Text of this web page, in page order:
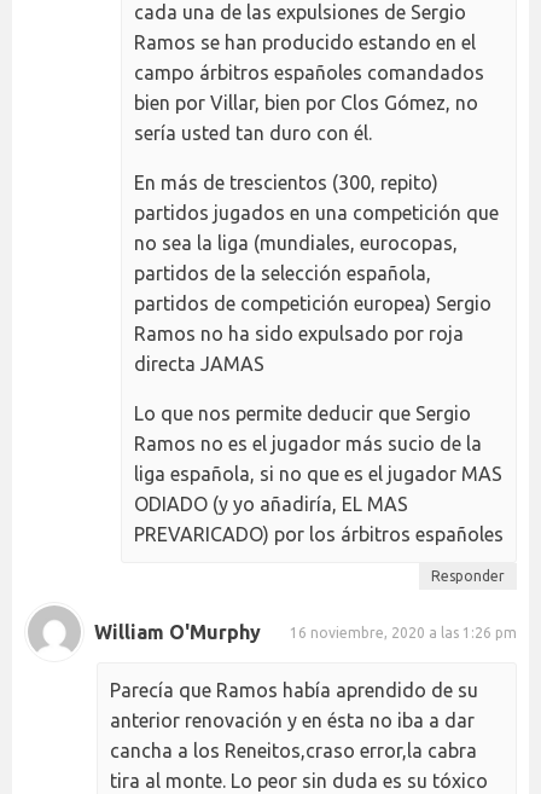
cada una de las expulsiones de Sergio
Ramos se han producido estando en el
campo árbitros españoles comandados
bien por Villar, bien por Clos Gómez, no
sería usted tan duro con él.
En más de trescientos (300, repito)
partidos jugados en una competición que
no sea la liga (mundiales, eurocopas,
partidos de la selección española,
partidos de competición europea) Sergio
Ramos no ha sido expulsado por roja
directa JAMAS
Lo que nos permite deducir que Sergio
Ramos no es el jugador más sucio de la
liga española, si no que es el jugador MAS
ODIADO (y yo añadiría, EL MAS
PREVARICADO) por los árbitros españoles
Responder
William O'Murphy 16 noviembre, 2020 a las 1:26 pm
Parecía que Ramos había aprendido de su
anterior renovación y en ésta no iba a dar
cancha a los Reneitos,craso error,la cabra
tira al monte. Lo peor sin duda es su tóxico